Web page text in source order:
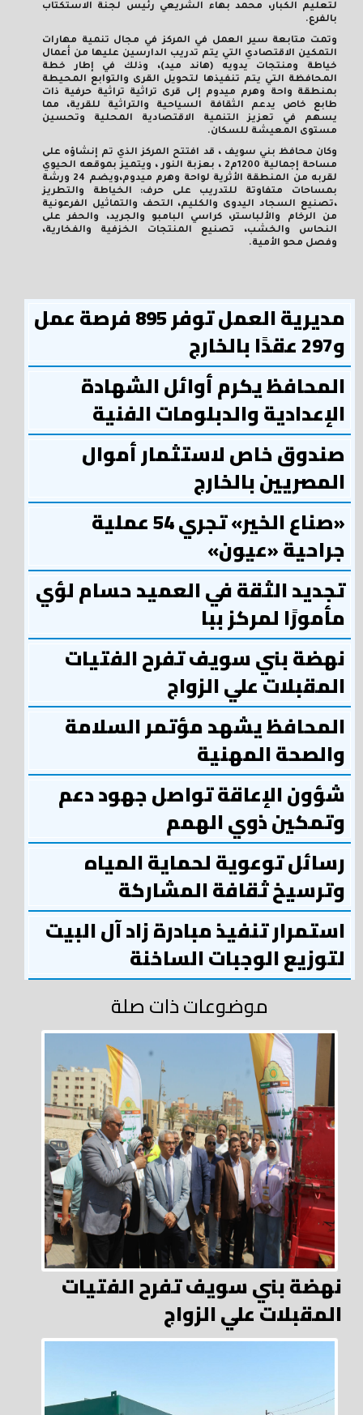
لتعليم الكبار، محمد بهاء الشريعي رئيس لجنة الاستكتاب
بالفرع.
وتمت متابعة سير العمل في المركز في مجال تنمية مهارات
التمكين الاقتصادي التي يتم تدريب الدارسين عليها من أعمال
خياطة ومنتجات يدويه (هاند ميد)، وذلك في إطار خطة
المحافظة التي يتم تنفيذها لتحويل القرى والتوابع المحيطة
بمنطقة واحة وهرم ميدوم إلى قرى تراثية تراثية حرفية ذات
طابع خاص يدعم الثقافة السياحية والتراثية للقرية، مما
يسهم في تعزيز التنمية الاقتصادية المحلية وتحسين
مستوى المعيشة للسكان.
وكان محافظ بني سويف ، قد افتتح المركز الذي تم إنشاؤه على
مساحة إجمالية 1200م2 ، بعزبة النور ، ويتميز بموقعه الحيوي
لقربه من المنطقة الأثرية لواحة وهرم ميدوم،ويضم 24 ورشة
بمساحات متفاوتة للتدريب على حرف: الخياطة والتطريز
،تصنيع السجاد اليدوى والكليم، التحف والتماثيل الفرعونية
من الرخام والألباستر، كراسي البامبو والجريد، والحفر على
النحاس والخشب، تصنيع المنتجات الخزفية والفخارية،
وفصل محو الأمية.
مديرية العمل توفر 895 فرصة عمل
و297 عقدًا بالخارج
المحافظ يكرم أوائل الشهادة
الإعدادية والدبلومات الفنية
صندوق خاص لاستثمار أموال
المصريين بالخارج
«صناع الخير» تجري 54 عملية
جراحية «عيون»
تجديد الثقة في العميد حسام لؤي
مأمورًا لمركز ببا
نهضة بني سويف تفرح الفتيات
المقبلات علي الزواج
المحافظ يشهد مؤتمر السلامة
والصحة المهنية
شؤون الإعاقة تواصل جهود دعم
وتمكين ذوي الهمم
رسائل توعوية لحماية المياه
وترسيخ ثقافة المشاركة
استمرار تنفيذ مبادرة زاد آل البيت
لتوزيع الوجبات الساخنة
موضوعات ذات صلة
نهضة بني سويف تفرح الفتيات
المقبلات علي الزواج